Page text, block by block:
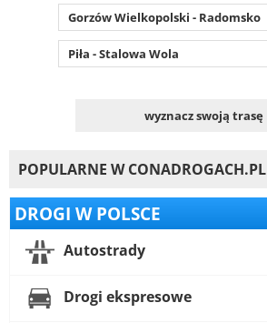
Gorzów Wielkopolski - Radomsko
Piła - Stalowa Wola
wyznacz swoją trasę
POPULARNE W CONADROGACH.PL
DROGI W POLSCE
Autostrady
Drogi ekspresowe